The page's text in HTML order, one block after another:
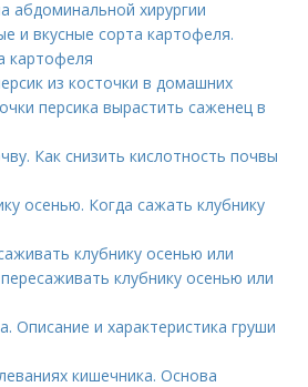
абдоминальной хирургии
и вкусные сорта картофеля.
картофеля
из косточки в домашних
персика вырастить саженец в
Как снизить кислотность почвы
осенью. Когда сажать клубнику
клубнику осенью или
клубнику осенью или
Описание и характеристика груши
кишечника. Основа